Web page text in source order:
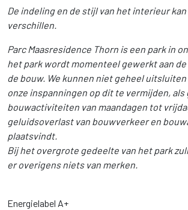
De indeling en de stijl van het interieur
verschillen.
Parc Maasresidence Thorn is een park in
het park wordt momenteel gewerkt aan
de bouw. We kunnen niet geheel uitsluiten
onze inspanningen op dit te vermijden, als
bouwactiviteiten van maandagen tot
geluidsoverlast van bouwverkeer en
plaatsvindt.
Bij het overgrote gedeelte van het park
er overigens niets van merken.
Energielabel A+